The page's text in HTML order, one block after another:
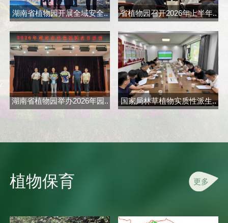
湖南省植物园开展全域安全.. 省植物园召开2026年上半年..
湖南省植物园举办2026年园.. 国家局林草植物实质性派生..
植物保育 更多